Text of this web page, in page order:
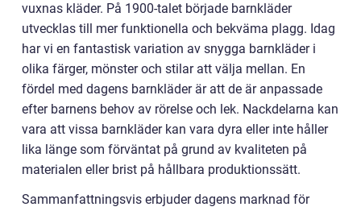
vuxnas kläder. På 1900-talet började barnkläder
utvecklas till mer funktionella och bekväma plagg. Idag
har vi en fantastisk variation av snygga barnkläder i
olika färger, mönster och stilar att välja mellan. En
fördel med dagens barnkläder är att de är anpassade
efter barnens behov av rörelse och lek. Nackdelarna kan
vara att vissa barnkläder kan vara dyra eller inte håller
lika länge som förväntat på grund av kvaliteten på
materialen eller brist på hållbara produktionssätt.
Sammanfattningsvis erbjuder dagens marknad för